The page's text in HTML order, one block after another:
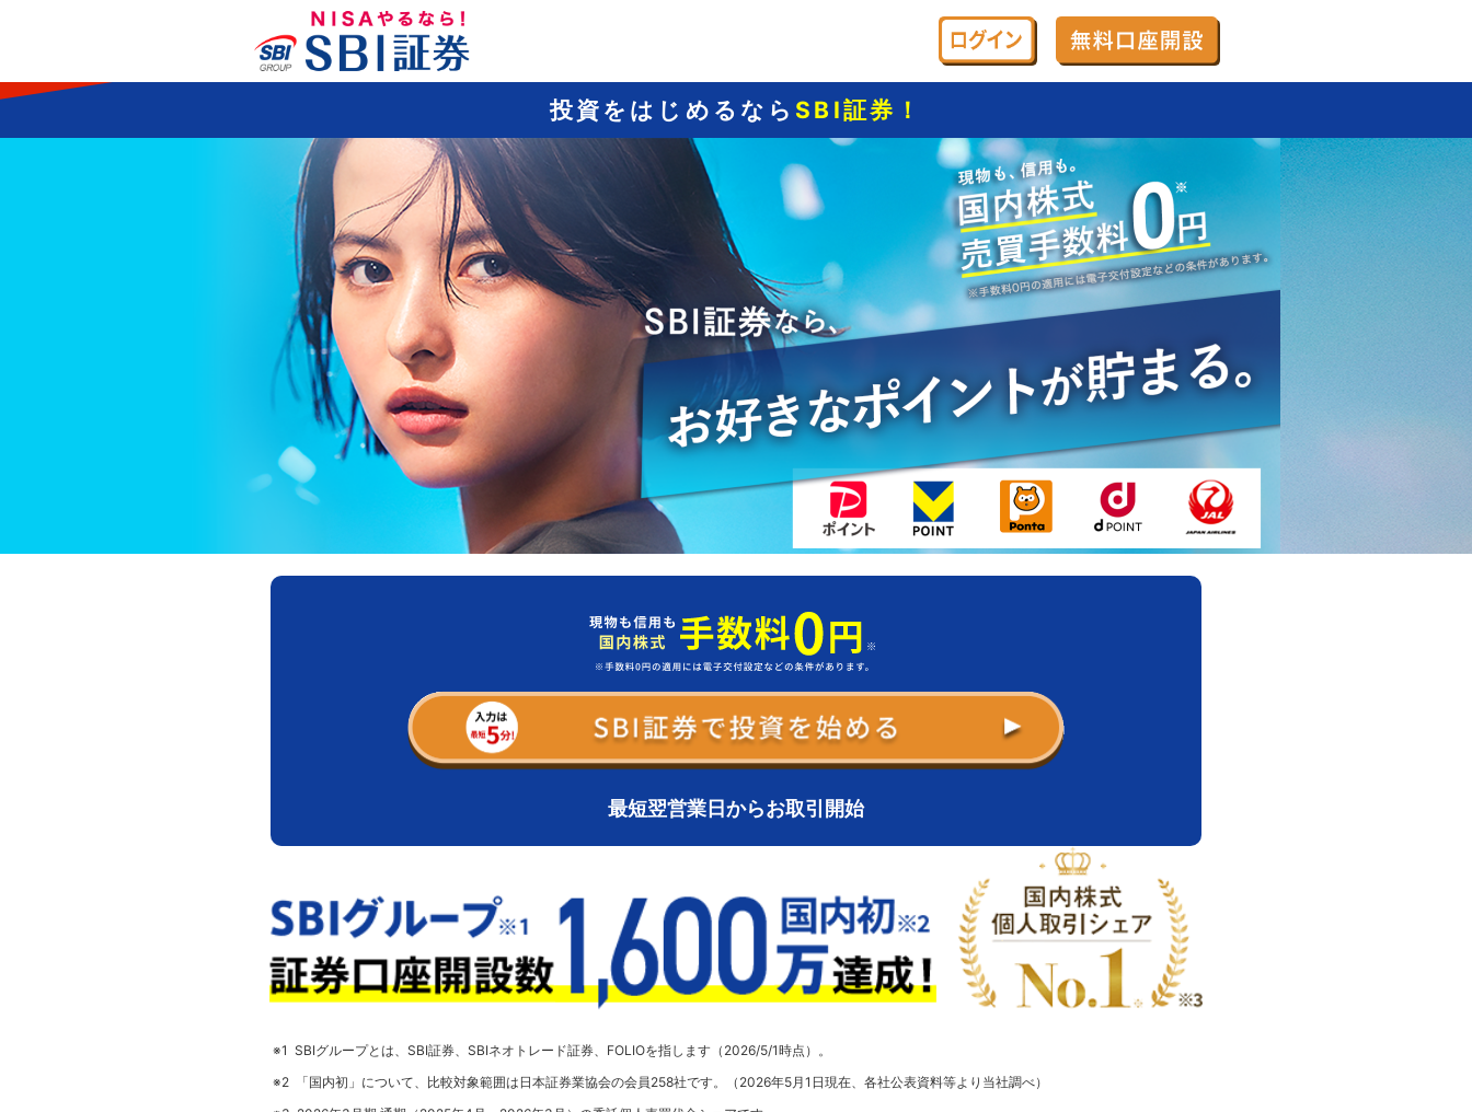
投資をはじめるなら SBI証券！
最短翌営業日からお取引開始
※1 SBIグループとは、SBI証券、SBIネオトレード証券、FOLIOを指します（2026/5/1時点）。
※2
「国内初」について、比較対象範囲は日本証券業協会の会員258社です。（2026年5月1日現在、各社公表資料等より当社調べ）